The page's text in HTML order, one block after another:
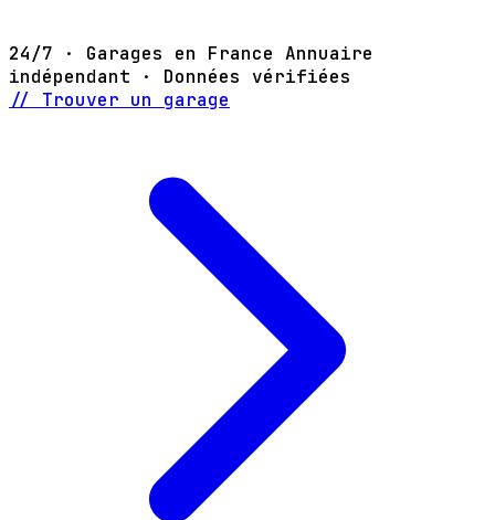
24/7 · Garages en France Annuaire
indépendant · Données vérifiées
// Trouver un garage